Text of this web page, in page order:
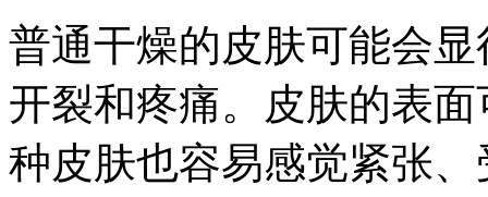
普通干燥的皮肤可能会
开裂和疼痛。皮肤的表
种皮肤也容易感觉紧张